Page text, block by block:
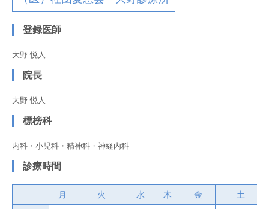
登録医師
大野 悦人
院長
大野 悦人
標榜科
内科・小児科・精神科・神経内科
診療時間
月 火 水 木 金 土